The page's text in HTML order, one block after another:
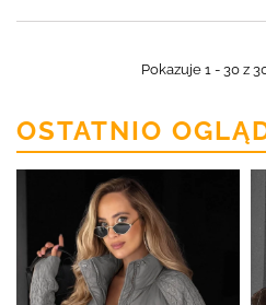
Pokazuje 1 - 30 z
OSTATNIO